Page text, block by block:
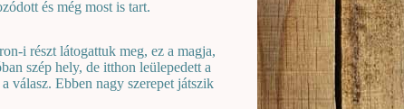
és még most is tart.
i részt látogattuk meg, ez a magja,
szép hely, de itthon leülepedett a
válasz. Ebben nagy szerepet játszik